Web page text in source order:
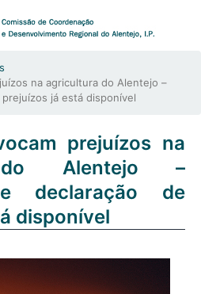
na agricultura do Alentejo –
já está disponível
prejuízos na
do Alentejo –
declaração de
disponível